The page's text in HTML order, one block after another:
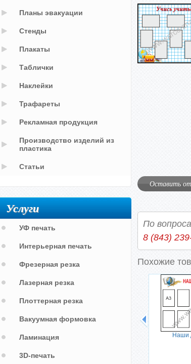
Оставить
По
8 (843)
Похожие
Наши
Планы эвакуации
Стенды
Плакаты
Таблички
Наклейки
Трафареты
Рекламная продукция
Производство изделий из
пластика
Статьи
Услуги
УФ печать
Интерьерная печать
Фрезерная резка
Лазерная резка
Плоттерная резка
Вакуумная формовка
Ламинация
3D-печать